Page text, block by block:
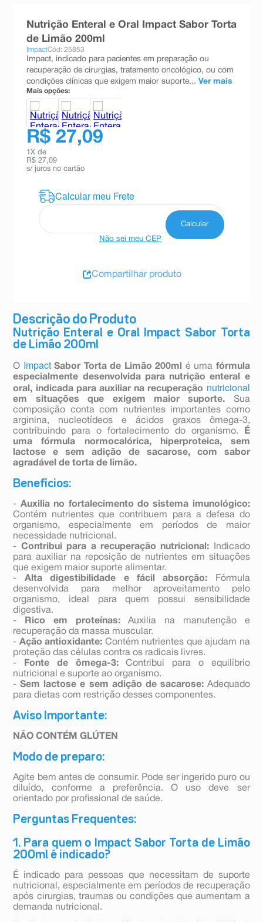
Descrição do Produto
Nutrição Enteral e Oral Impact Sabor Torta
de Limão 200ml
O ImpactSabor Torta de Limão 200ml é uma fórmula
especialmente desenvolvida para nutrição enteral e
oral, indicada para auxiliar na recuperação nutricional
em situações que exigem maior suporte. Sua
composição conta com nutrientes importantes como
arginina, nucleotídeos e ácidos graxos ômega-3,
contribuindo para o fortalecimento do organismo.
É
uma fórmula normocalórica, hiperproteica, sem
lactose e sem adição de sacarose, com sabor
agradável de torta de limão.
Benefícios:
- Auxilia no fortalecimento do sistema imunológico:
Contém nutrientes que contribuem para a defesa do
organismo, especialmente em períodos de maior
necessidade nutricional.
- Contribui para a recuperação nutricional: Indicado
para auxiliar na reposição de nutrientes em situações
que exigem maior suporte alimentar.
- Alta digestibilidade e fácil absorção: Fórmula
desenvolvida para melhor aproveitamento pelo
organismo, ideal para quem possui sensibilidade
digestiva.
-
Rico em proteínas:Auxilia na manutenção e
recuperação da massa muscular.
- Ação antioxidante: Contém nutrientes que ajudam na
proteção das células contra os radicais livres.
-
Fonte de ômega-3:Contribui para o equilíbrio
nutricional e suporte ao organismo.
-Sem lactose e sem adição de sacarose:Adequado
para dietas com restrição desses componentes.
Aviso Importante:
NÃO CONTÉM GLÚTEN
Modo de preparo:
Agite bem antes de consumir. Pode ser ingerido puro ou
diluído, conforme a preferência. O uso deve ser
orientado por profissional de saúde.
Perguntas Frequentes:
1. Para quem o Impact Sabor Torta de Limão
200ml é indicado?
É indicado para pessoas que necessitam de suporte
nutricional, especialmente em períodos de recuperação
após cirurgias, traumas ou condições que aumentam a
demanda nutricional.
Nutrição Enteral e Oral Impact Sabor Torta
de Limão 200ml
ImpactCód: 25853
Impact, indicado para pacientes em preparação ou
recuperação de cirurgias, tratamento oncológico, ou com
condições clínicas que exigem maior suporte... Ver mais
Mais opções:
R$ 27,09
1 X de
R$ 27,09
s/ juros no cartão
Não sei meu CEP
Compartilhar produto
teste gravidez
ºesmalte